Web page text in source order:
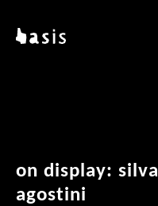
basis
on display: silva
agostini